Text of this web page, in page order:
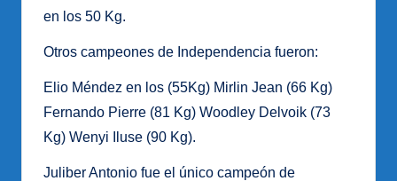
en los 50 Kg.
Otros campeones de Independencia fueron:
Elio Méndez en los (55Kg) Mirlin Jean (66 Kg)
Fernando Pierre (81 Kg) Woodley Delvoik (73
Kg) Wenyi Iluse (90 Kg).
Juliber Antonio fue el único campeón de